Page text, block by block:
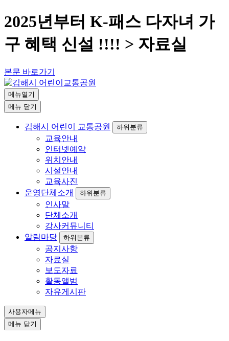
2025년부터 K-패스 다자녀 가
구 혜택 신설 !!!! > 자료실
본문 바로가기
메뉴열기
메뉴 닫기
김해시 어린이 교통공원 하위분류
교육안내
인터넷예약
위치안내
시설안내
교육사진
운영단체소개
하위분류
인사말
단체소개
강사커뮤니티
알림마당
하위분류
공지사항
자료실
보도자료
활동앨범
자유게시판
사용자메뉴
메뉴 닫기